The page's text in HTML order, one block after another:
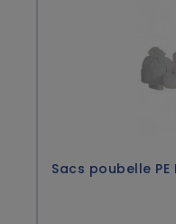
Sacs poubelle PE